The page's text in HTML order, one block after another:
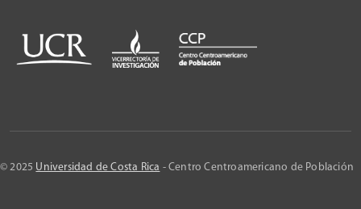
© 2025 Universidad de Costa Rica - Centro Centroamericano de Población